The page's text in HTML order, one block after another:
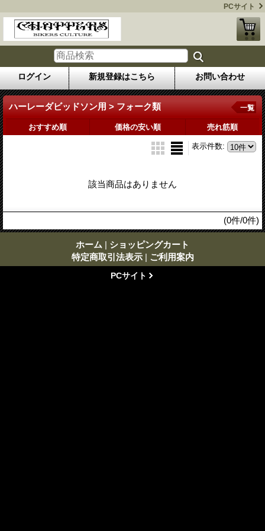
PCサイト
ログイン 新規登録はこちら お問い合わせ
ハーレーダビッドソン用 > フォーク類 一覧
おすすめ順 価格の安い順 売れ筋順
表示件数:
該当商品はありません
(0件/0件)
ホーム | ショッピングカート
特定商取引法表示 | ご利用案内
PCサイト